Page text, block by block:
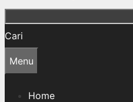
Cari
Menu
Home